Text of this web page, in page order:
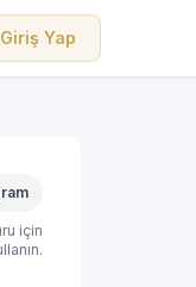
Giriş Yap
için